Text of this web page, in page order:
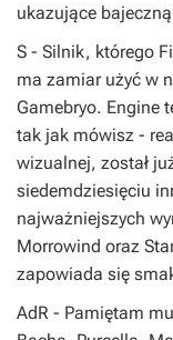
ukazujące
S - Silnik, którego
ma zamiar użyć w
Gamebryo. Engine
tak jak mówisz -
wizualnej, został
siedemdziesięciu
najważniejszych
Morrowind oraz
zapowiada się
AdR - Pamiętam